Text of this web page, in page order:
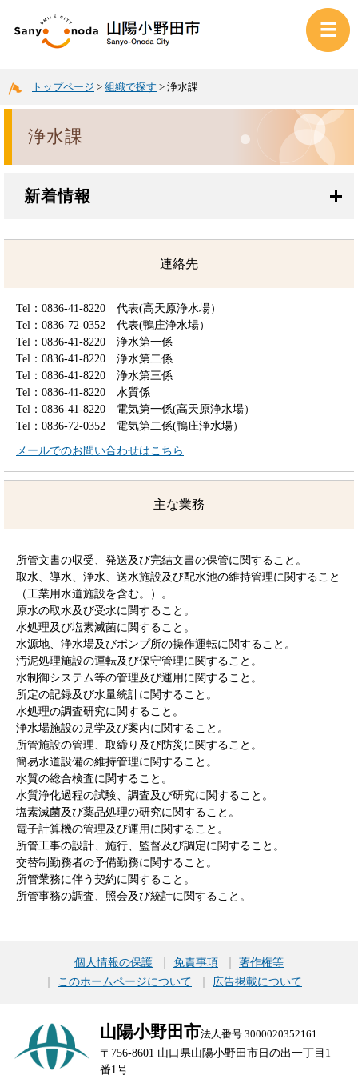
トップページ > 組織で探す > 浄水課
浄水課
新着情報
連絡先
Tel：0836-41-8220
代表(高天原浄水場）
Tel：0836-72-0352
代表(鴨庄浄水場）
Tel：0836-41-8220
浄水第一係
Tel：0836-41-8220
浄水第二係
Tel：0836-41-8220
浄水第三係
Tel：0836-41-8220
水質係
Tel：0836-41-8220
電気第一係(高天原浄水場）
Tel：0836-72-0352
電気第二係(鴨庄浄水場）
メールでのお問い合わせはこちら
主な業務
所管文書の収受、発送及び完結文書の保管に関すること。
取水、導水、浄水、送水施設及び配水池の維持管理に関すること
（工業用水道施設を含む。）。
原水の取水及び受水に関すること。
水処理及び塩素滅菌に関すること。
水源地、浄水場及びポンプ所の操作運転に関すること。
汚泥処理施設の運転及び保守管理に関すること。
水制御システム等の管理及び運用に関すること。
所定の記録及び水量統計に関すること。
水処理の調査研究に関すること。
浄水場施設の見学及び案内に関すること。
所管施設の管理、取締り及び防災に関すること。
簡易水道設備の維持管理に関すること。
水質の総合検査に関すること。
水質浄化過程の試験、調査及び研究に関すること。
塩素滅菌及び薬品処理の研究に関すること。
電子計算機の管理及び運用に関すること。
所管工事の設計、施行、監督及び調定に関すること。
交替制勤務者の予備勤務に関すること。
所管業務に伴う契約に関すること。
所管事務の調査、照会及び統計に関すること。
個人情報の保護 免責事項
著作権等
このホームページについて
広告掲載について
山陽小野田市法人番号 3000020352161
〒756-8601 山口県山陽小野田市日の出一丁目1
番1号